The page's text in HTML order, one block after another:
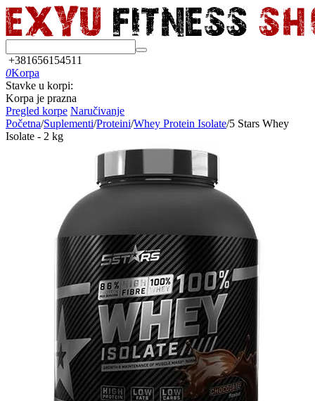
+381656154511
0Korpa
Stavke u korpi:
Korpa je prazna
Pregled korpe Naručivanje
Početna/Suplementi/Proteini/Whey Protein Isolate/5 Stars Whey
Isolate - 2 kg